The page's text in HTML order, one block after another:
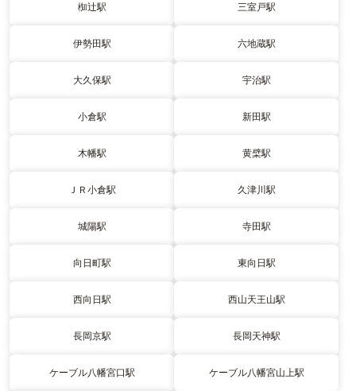
椥辻駅 三室戸駅
伊勢田駅 六地蔵駅
大久保駅 宇治駅
小倉駅 新田駅
木幡駅 黄檗駅
ＪＲ小倉駅 久津川駅
城陽駅 寺田駅
向日町駅 東向日駅
西向日駅 西山天王山駅
長岡京駅 長岡天神駅
ケーブル八幡宮口駅 ケーブル八幡宮山上駅